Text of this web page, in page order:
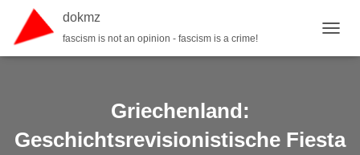
dokmz
fascism is not an opinion - fascism is a crime!
Griechenland:
Geschichtsrevisionistische Fiesta